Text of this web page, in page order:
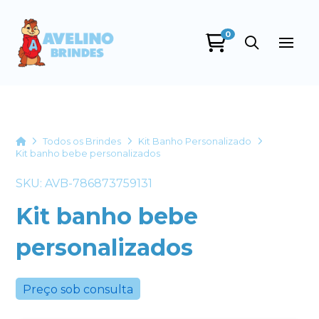
0
HomeTodos os Brindes
Kit Banho Personalizado
Kit banho bebe personalizados
SKU: AVB-786873759131
Kit banho bebe
personalizados
Preço sob consulta